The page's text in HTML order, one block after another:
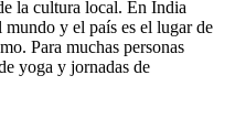
la cultura local. En India
y el país es el lugar de
Para muchas personas
yoga y jornadas de